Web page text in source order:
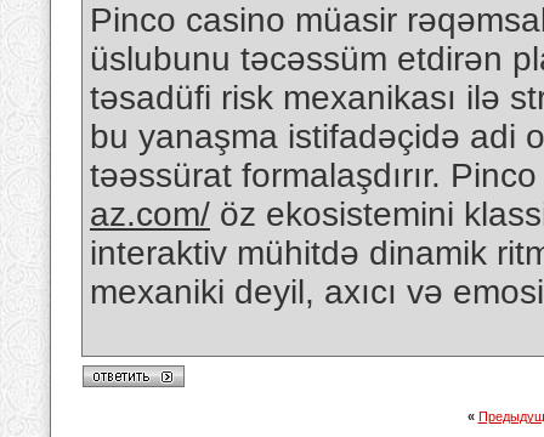
Pinco casino müasir
üslubunu təcəssüm etdirən
təsadüfi risk mexanikası ilə
bu yanaşma istifadəçidə adi
təəssürat formalaşdırır.
az.com/ öz ekosistemini
interaktiv mühitdə dinamik
mexaniki deyil, axıcı və
«